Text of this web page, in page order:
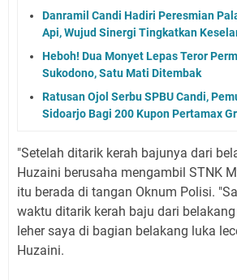
Danramil Candi Hadiri Peresmian
Api, Wujud Sinergi Tingkatkan
Heboh! Dua Monyet Lepas Teror
Sukodono, Satu Mati Ditembak
Ratusan Ojol Serbu SPBU Candi,
Sidoarjo Bagi 200 Kupon Pertamax
"Setelah ditarik kerah bajunya dari
Huzaini berusaha mengambil STNK
itu berada di tangan Oknum Polisi.
waktu ditarik kerah baju dari
leher saya di bagian belakang luka
Huzaini.